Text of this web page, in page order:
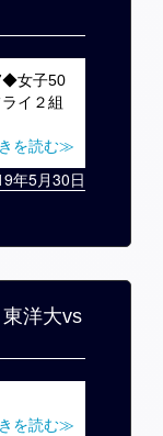
女子50
イ２組
を読む≫
年5月30日
洋大vs
を読む≫